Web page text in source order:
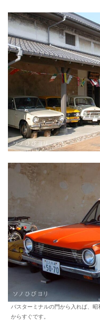
バスターミナルの門から入れば、
からすぐです。